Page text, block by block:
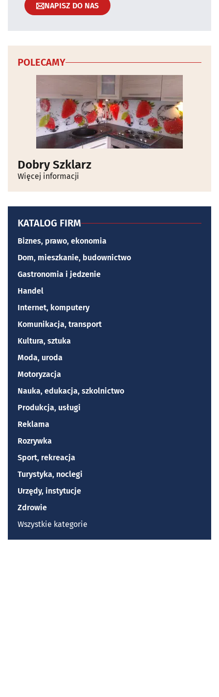
NAPISZ DO NAS
POLECAMY
Dobry Szklarz
Więcej informacji
KATALOG FIRM
Biznes, prawo, ekonomia
Dom, mieszkanie, budownictwo
Gastronomia i jedzenie
Handel
Internet, komputery
Komunikacja, transport
Kultura, sztuka
Moda, uroda
Motoryzacja
Nauka, edukacja, szkolnictwo
Produkcja, usługi
Reklama
Rozrywka
Sport, rekreacja
Turystyka, noclegi
Urzędy, instytucje
Zdrowie
Wszystkie kategorie